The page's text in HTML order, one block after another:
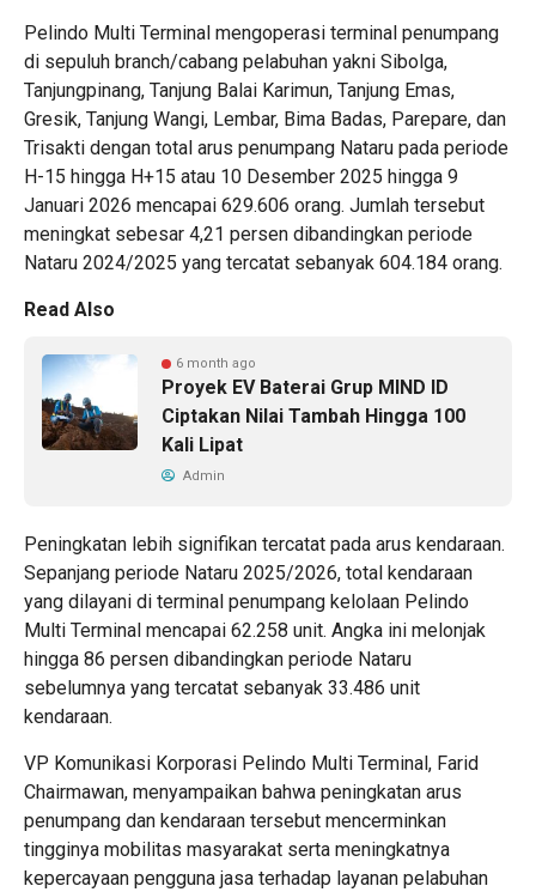
Pelindo Multi Terminal mengoperasi terminal penumpang
di sepuluh branch/cabang pelabuhan yakni Sibolga,
Tanjungpinang, Tanjung Balai Karimun, Tanjung Emas,
Gresik, Tanjung Wangi, Lembar, Bima Badas, Parepare, dan
Trisakti dengan total arus penumpang Nataru pada periode
H-15 hingga H+15 atau 10 Desember 2025 hingga 9
Januari 2026 mencapai 629.606 orang. Jumlah tersebut
meningkat sebesar 4,21 persen dibandingkan periode
Nataru 2024/2025 yang tercatat sebanyak 604.184 orang.
Read Also
6 month ago
Proyek EV Baterai Grup MIND ID
Ciptakan Nilai Tambah Hingga 100
Kali Lipat
Admin
Peningkatan lebih signifikan tercatat pada arus kendaraan.
Sepanjang periode Nataru 2025/2026, total kendaraan
yang dilayani di terminal penumpang kelolaan Pelindo
Multi Terminal mencapai 62.258 unit. Angka ini melonjak
hingga 86 persen dibandingkan periode Nataru
sebelumnya yang tercatat sebanyak 33.486 unit
kendaraan.
VP Komunikasi Korporasi Pelindo Multi Terminal, Farid
Chairmawan, menyampaikan bahwa peningkatan arus
penumpang dan kendaraan tersebut mencerminkan
tingginya mobilitas masyarakat serta meningkatnya
kepercayaan pengguna jasa terhadap layanan pelabuhan